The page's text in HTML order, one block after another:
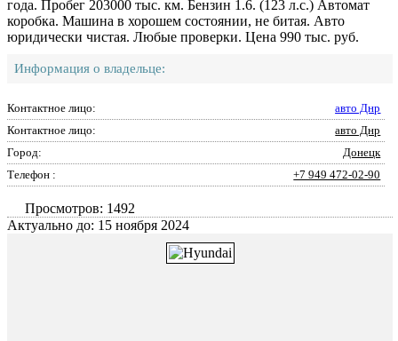
года. Пробег 203000 тыс. км. Бензин 1.6. (123 л.с.) Автомат
коробка. Машина в хорошем состоянии, не битая. Авто
юридически чистая. Любые проверки. Цена 990 тыс. руб.
Информация о владельце:
Контактное лицо:
авто Днр
Контактное лицо:
авто Днр
Город:
Донецк
Телефон :
+7 949 472-02-90
Просмотров: 1492
Актуально до: 15 ноября 2024